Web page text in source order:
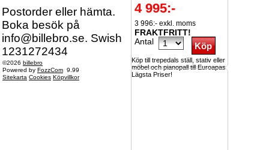
Postorder eller hämta.
Boka besök på
info@billebro.se. Swish
1231272434
©2026 billebro
Powered by FozzCom 9.99
Sitekarta Cookies Köpvillkor
4 995:-
3 996:- exkl. moms
FRAKTFRITT!
Antal
Köp till trepedals ställ, stativ eller
möbel och pianopall till Euroapas
Lägsta Priser!